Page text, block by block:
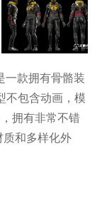
款拥有骨骼装
不包含动画，模
拥有非常不错
和多样化外